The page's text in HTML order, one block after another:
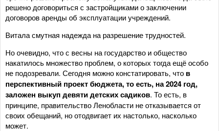
решено договориться с застройщиками о заключении
договоров аренды об эксплуатации учреждений.
Витала смутная надежда на разрешение трудностей.
Но очевидно, что с весны на государство и общество
накатилось множество проблем, о которых тогда ещё особо
не подозревали. Сегодня можно констатировать, что в
перспективный проект бюджета, то есть, на 2024 год,
заложен выкуп девяти детских садиков. То есть, в
принципе, правительство Ленобласти не отказывается от
своих обещаний, но отодвигает их настолько, насколько
может.